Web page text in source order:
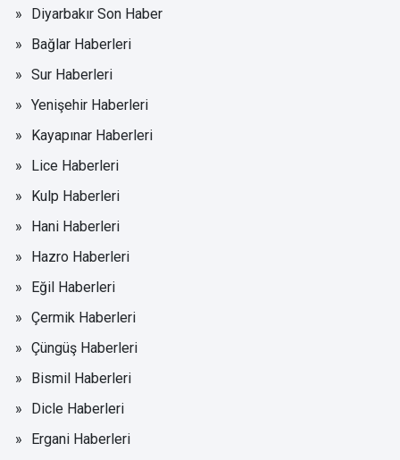
Diyarbakır Son Haber
Bağlar Haberleri
Sur Haberleri
Yenişehir Haberleri
Kayapınar Haberleri
Lice Haberleri
Kulp Haberleri
Hani Haberleri
Hazro Haberleri
Eğil Haberleri
Çermik Haberleri
Çüngüş Haberleri
Bismil Haberleri
Dicle Haberleri
Ergani Haberleri